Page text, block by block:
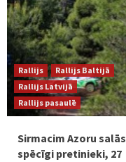
Rallijs
Rallijs Baltijā
Rallijs Latvijā
Rallijs pasaulē
Sirmacim Azoru salās
spēcīgi pretinieki, 27